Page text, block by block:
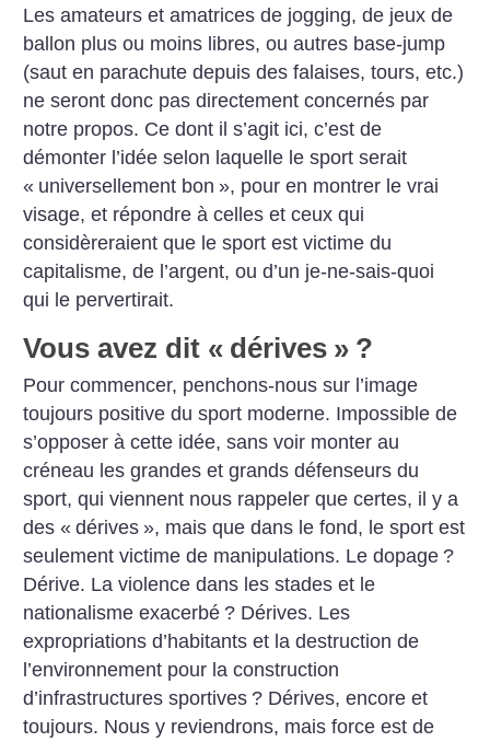
Les amateurs et amatrices de jogging, de jeux de
ballon plus ou moins libres, ou autres base-jump
(saut en parachute depuis des falaises, tours, etc.)
ne seront donc pas directement concernés par
notre propos. Ce dont il s’agit ici, c’est de
démonter l’idée selon laquelle le sport serait
« universellement bon », pour en montrer le vrai
visage, et répondre à celles et ceux qui
considèreraient que le sport est victime du
capitalisme, de l’argent, ou d’un je-ne-sais-quoi
qui le pervertirait.
Vous avez dit « dérives » ?
Pour commencer, penchons-nous sur l’image
toujours positive du sport moderne. Impossible de
s’opposer à cette idée, sans voir monter au
créneau les grandes et grands défenseurs du
sport, qui viennent nous rappeler que certes, il y a
des « dérives », mais que dans le fond, le sport est
seulement victime de manipulations. Le dopage ?
Dérive. La violence dans les stades et le
nationalisme exacerbé ? Dérives. Les
expropriations d’habitants et la destruction de
l’environnement pour la construction
d’infrastructures sportives ? Dérives, encore et
toujours. Nous y reviendrons, mais force est de